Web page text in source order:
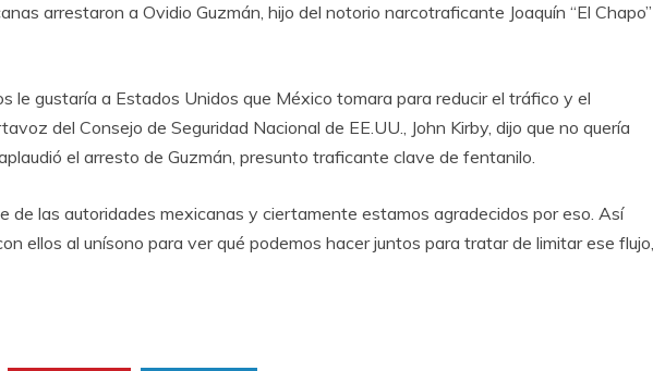
arrestaron a Ovidio Guzmán, hijo del notorio narcotraficante Joaquín “El Chapo”
le gustaría a Estados Unidos que México tomara para reducir el tráfico y el
del Consejo de Seguridad Nacional de EE.UU., John Kirby, dijo que no quería
el arresto de Guzmán, presunto traficante clave de fentanilo.
de las autoridades mexicanas y ciertamente estamos agradecidos por eso. Así
ellos al unísono para ver qué podemos hacer juntos para tratar de limitar ese flujo,